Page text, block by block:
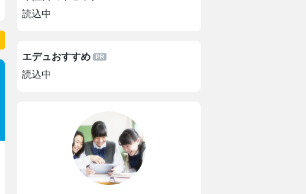
読込中
エデュおすすめ
読込中